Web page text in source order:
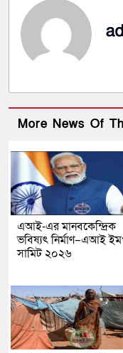
More News Of
এআই-এর মানবকেন্দ্রিক
ভবিষ্যৎ নির্মাণ–এআই
সামিট ২০২৬